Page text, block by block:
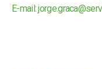
E-mail: